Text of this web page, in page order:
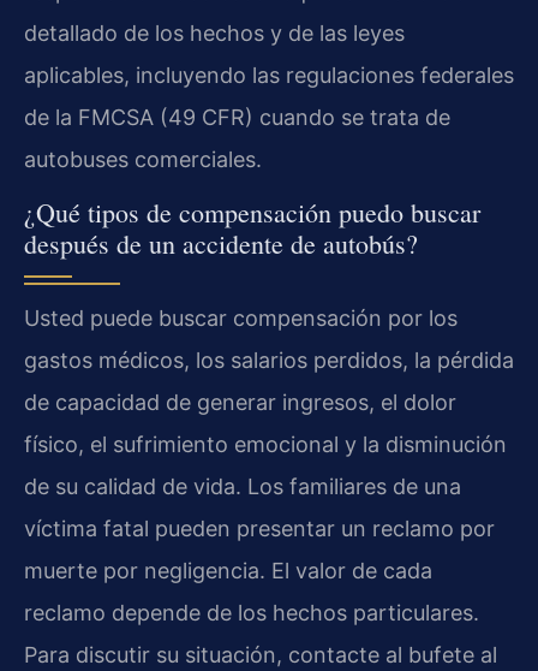
detallado de los hechos y de las leyes
aplicables, incluyendo las regulaciones federales
de la FMCSA (49 CFR) cuando se trata de
autobuses comerciales.
¿Qué tipos de compensación puedo buscar
después de un accidente de autobús?
Usted puede buscar compensación por los
gastos médicos, los salarios perdidos, la pérdida
de capacidad de generar ingresos, el dolor
físico, el sufrimiento emocional y la disminución
de su calidad de vida. Los familiares de una
víctima fatal pueden presentar un reclamo por
muerte por negligencia. El valor de cada
reclamo depende de los hechos particulares.
Para discutir su situación, contacte al bufete al